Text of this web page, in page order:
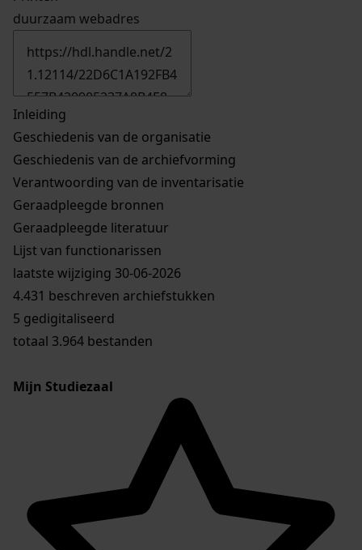
duurzaam webadres
Inleiding
Geschiedenis van de organisatie
Geschiedenis van de archiefvorming
Verantwoording van de inventarisatie
Geraadpleegde bronnen
Geraadpleegde literatuur
Lijst van functionarissen
laatste wijziging 30-06-2026
4.431 beschreven archiefstukken
5 gedigitaliseerd
totaal 3.964 bestanden
Mijn Studiezaal